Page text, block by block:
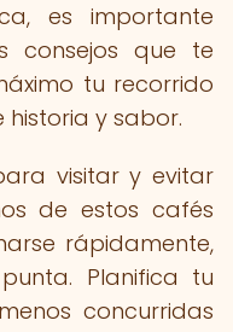
es importante
consejos que te
tu recorrido
historia y sabor.
visitar y evitar
de estos cafés
rápidamente,
Planifica tu
concurridas